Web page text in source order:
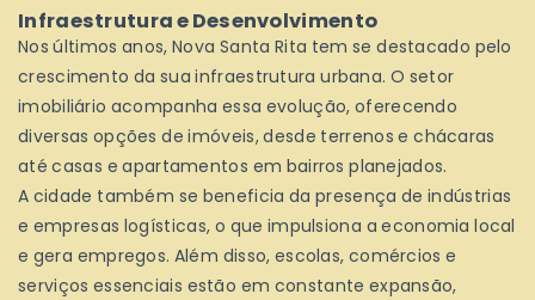
Infraestrutura e Desenvolvimento
Nos últimos anos, Nova Santa Rita tem se destacado pelo
crescimento da sua infraestrutura urbana. O setor
imobiliário acompanha essa evolução, oferecendo
diversas opções de imóveis, desde terrenos e chácaras
até casas e apartamentos em bairros planejados.
A cidade também se beneficia da presença de indústrias
e empresas logísticas, o que impulsiona a economia local
e gera empregos. Além disso, escolas, comércios e
serviços essenciais estão em constante expansão,